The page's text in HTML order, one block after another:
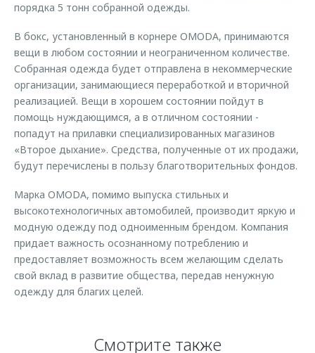
порядка 5 тонн собранной одежды.
В бокс, установленный в корнере OMODA, принимаются
вещи в любом состоянии и неограниченном количестве.
Собранная одежда будет отправлена в некоммерческие
организации, занимающиеся переработкой и вторичной
реализацией. Вещи в хорошем состоянии пойдут в
помощь нуждающимся, а в отличном состоянии -
попадут на прилавки специализированных магазинов
«Второе дыхание». Средства, полученные от их продажи,
будут перечислены в пользу благотворительных фондов.
Марка OMODA, помимо выпуска стильных и
высокотехнологичных автомобилей, производит яркую и
модную одежду под одноименным брендом. Компания
придает важность осознанному потреблению и
предоставляет возможность всем желающим сделать
свой вклад в развитие общества, передав ненужную
одежду для благих целей.
Смотрите также